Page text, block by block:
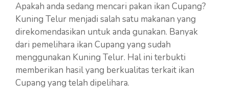
Apakah anda sedang mencari pakan ikan Cupang?
Kuning Telur menjadi salah satu makanan yang
direkomendasikan untuk anda gunakan. Banyak
dari pemelihara ikan Cupang yang sudah
menggunakan Kuning Telur. Hal ini terbukti
memberikan hasil yang berkualitas terkait ikan
Cupang yang telah dipelihara.